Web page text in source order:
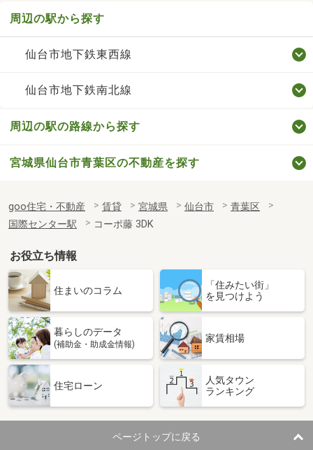
周辺の駅から探す
仙台市地下鉄東西線
仙台市地下鉄南北線
周辺の駅の路線から探す
宮城県仙台市青葉区の不動産を探す
goo住宅・不動産 賃貸 宮城県 仙台市
青葉区
国際センター駅
コーポ藤 3DK
お役立ち情報
住まいのコラム
「住みたい街」
を見つけよう
暮らしのデータ
(補助金・助成金情報)
家賃相場
住宅ローン
人気タウン
ランキング
ページトップに戻る